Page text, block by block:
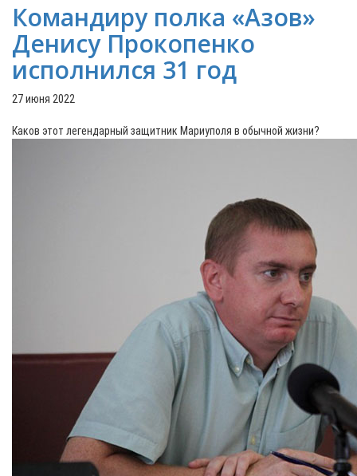
Командиру полка «Азов»
Денису Прокопенко
исполнился 31 год
27 июня 2022
Каков этот легендарный защитник Мариуполя в обычной жизни?